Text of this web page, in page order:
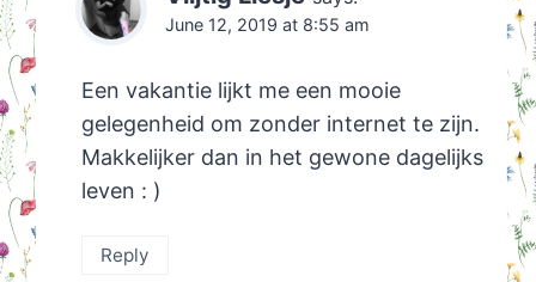
June 12, 2019 at 8:55 am
Een vakantie lijkt me een mooie
gelegenheid om zonder internet te zijn.
Makkelijker dan in het gewone dagelijks
leven : )
Reply